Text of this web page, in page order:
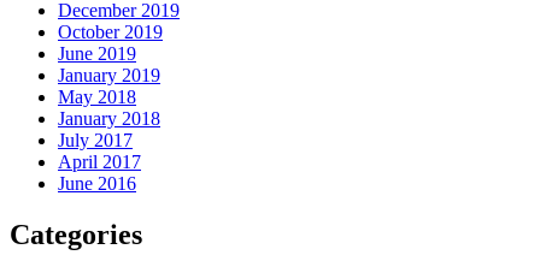
December 2019
October 2019
June 2019
January 2019
May 2018
January 2018
July 2017
April 2017
June 2016
Categories